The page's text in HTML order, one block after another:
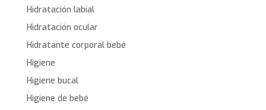
Hidratación labial
Hidratación ocular
Hidratante corporal bebé
Higiene
Higiene bucal
Higiene de bebé